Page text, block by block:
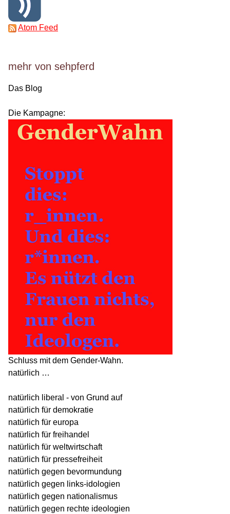
Atom Feed
mehr von sehpferd
Das Blog
Die Kampagne:
Schluss mit dem Gender-Wahn.
natürlich …
natürlich liberal - von Grund auf
natürlich für demokratie
natürlich für europa
natürlich für freihandel
natürlich für weltwirtschaft
natürlich für pressefreiheit
natürlich gegen bevormundung
natürlich gegen links-idologien
natürlich gegen nationalismus
natürlich gegen rechte ideologien